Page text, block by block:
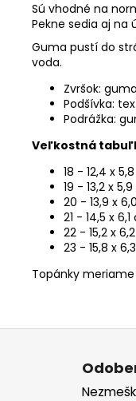
Sú vhodné na
Pekne sedia aj na
Guma pustí do
voda.
Zvršok: guma
Podšívka:
Podrážka:
Veľkostná
18 - 12,4 x
19 - 13,2 x
20 - 13,9 x
21 - 14,5 x
22 - 15,2 x
23 - 15,8 x
Topánky
Z